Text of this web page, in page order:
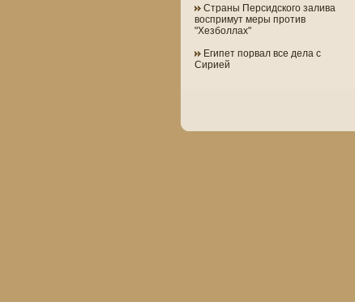
Страны Персидского залива
воспримут меры против
"Хезболлах"
Египет порвал все дела с
Сирией